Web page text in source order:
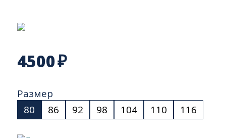
4500₽
Размер
80
86 92 98 104 110 116